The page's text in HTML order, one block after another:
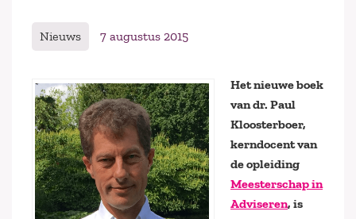
Nieuws 7 augustus 2015
Het nieuwe boek
van dr. Paul
Kloosterboer,
kerndocent van
de opleiding
Meesterschap in
Adviseren, is